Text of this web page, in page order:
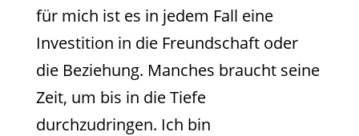
für mich ist es in jedem Fall eine
Investition in die Freundschaft oder
die Beziehung. Manches braucht seine
Zeit, um bis in die Tiefe
durchzudringen. Ich bin